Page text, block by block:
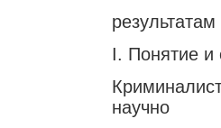
I. Понятие и
научно